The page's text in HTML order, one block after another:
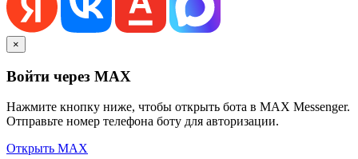
×
Войти через MAX
Нажмите кнопку ниже, чтобы открыть бота в MAX Messenger.
Отправьте номер телефона боту для авторизации.
Открыть MAX